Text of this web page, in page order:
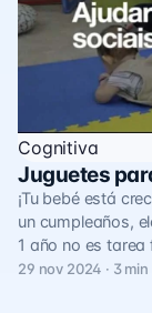
Cognitiva
Juguetes
¡Tu bebé está
un cumpleaños,
1 año no es tarea
29 nov 2024 · 3 min